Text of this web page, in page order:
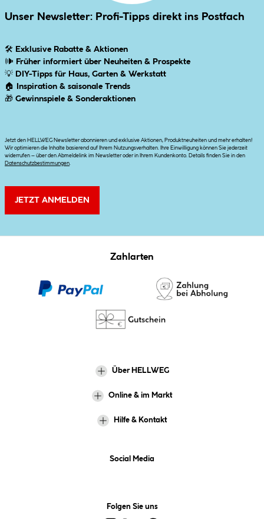
Unser Newsletter: Profi-Tipps direkt ins Postfach
🛠 Exklusive Rabatte & Aktionen
🕪 Früher informiert über Neuheiten & Prospekte
💡 DIY-Tipps für Haus, Garten & Werkstatt
🏠
Inspiration & saisonale Trends
🎁 Gewinnspiele & Sonderaktionen
Jetzt den HELLWEG Newsletter abonnieren und exklusive Aktionen, Produktneuheiten und mehr erhalten!
Wir optimieren die Inhalte basierend auf Ihrem Nutzungsverhalten. Ihre Einwilligung können Sie jederzeit
widerrufen – über den Abmeldelink im Newsletter oder in Ihrem Kundenkonto. Details finden Sie in den
Datenschutzbestimmungen
JETZT ANMELDEN
Zahlarten
Über HELLWEG
Online & im Markt
Hilfe & Kontakt
Social Media
Folgen Sie uns